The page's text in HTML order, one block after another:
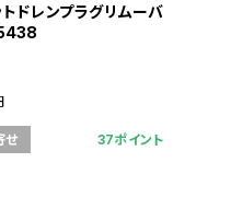
ドレンプラグリムーバ
せ 37ポイント